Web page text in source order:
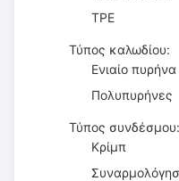
ΤΡΕ
Τύπος καλωδίου:
Ενιαίο πυρήνα
Πολυπυρήνες
Τύπος συνδέσμου:
Κρίμπ